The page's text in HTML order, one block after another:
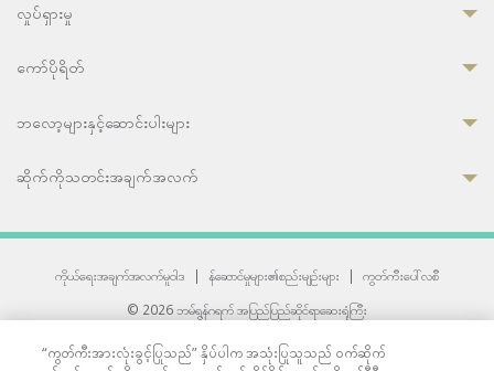
လှုပ်ရှားမှု
ကော်ပိုရိတ်
ဘလော့များနှင့်ဆောင်းပါးများ
ဆိုက်ကိုသတင်းအချက်အလက်
ကိုယ်ရေးအချက်အလက်မူဝါဒ | န်ဆောင်မှုများ၏စည်းမျဉ်းများ |
ကွတ်ကီးပေါ်လစီ
© 2026 ဘမ်ရွန်ဂရက် အပြည်ပြည်ဆိုင်ရာဆေးရုံကြီး
“ကွတ်ကီးအားလုံးခွင့်ပြုသည်” နှိပ်ပါက အသုံးပြုသူသည် ဝက်ဆိုက်